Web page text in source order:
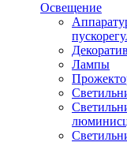
Освещение
Лампы